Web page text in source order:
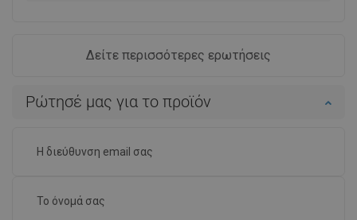
Δείτε περισσότερες ερωτήσεις
Ρώτησέ μας για το προϊόν